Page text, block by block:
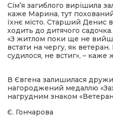
Сім’я загиблого вирішила
каже Марина, тут похований
їхнє місто. Старший Денис
ходить до дитячого садочка.
«З житлом поки ще не
встати на чергу, як ветеран.
судилося, не встиг», – каже
В Євгена залишилася
нагороджений медаллю
нагрудним знаком
Є. Гончарова